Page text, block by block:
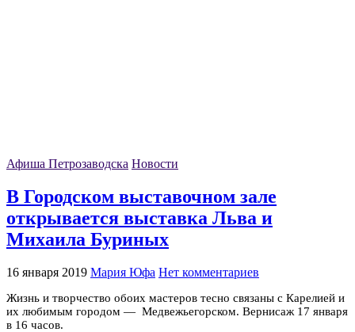
Афиша Петрозаводска Новости
В Городском выставочном зале
открывается выставка Льва и
Михаила Буриных
16 января 2019 Мария Юфа Нет комментариев
Жизнь и творчество обоих мастеров тесно связаны с Карелией и
их любимым городом — Медвежьегорском. Вернисаж 17 января
в 16 часов.